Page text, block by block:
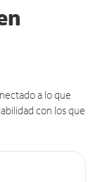
a lo que
con los que